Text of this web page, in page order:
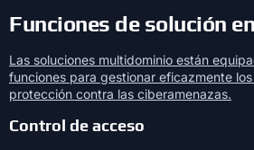
Funciones de solución
Las soluciones multidominio están
funciones para gestionar eficazmente
protección contra las ciberamenazas.
Control de acceso